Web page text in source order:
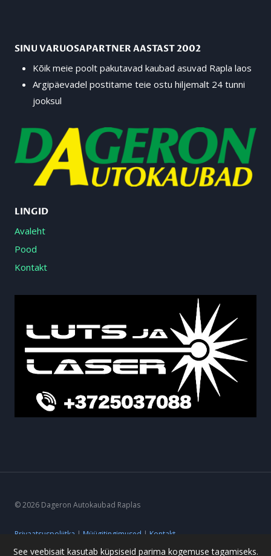
SINU VARUOSAPARTNER AASTAST 2002
Kõik meie poolt pakutavad kaubad asuvad Rapla laos
Argipäevadel postitame teie ostu hiljemalt 24 tunni
jooksul
LINGID
Avaleht
Pood
Kontakt
© 2026 Dageron Autokaubad Raplas
Privaatsuspoliitka | Müügitingimused | Kontakt
See veebisait kasutab küpsiseid parima kogemuse tagamiseks.